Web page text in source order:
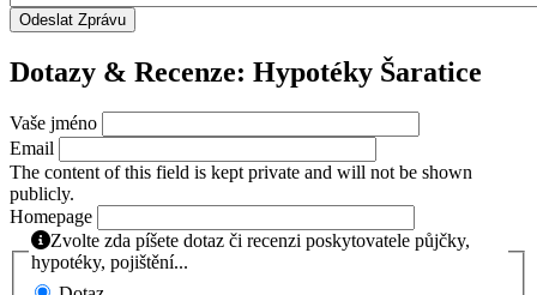
Dotazy & Recenze: Hypotéky Šaratice
Vaše jméno
Email
The content of this field is kept private and will not be shown
publicly.
Homepage
Zvolte zda píšete dotaz či recenzi poskytovatele půjčky,
hypotéky, pojištění...